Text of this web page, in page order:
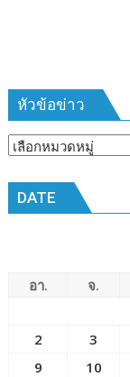
หัวข้อข่าว
หัวข้อ
DATE
อา. จ.
2
3
9
10